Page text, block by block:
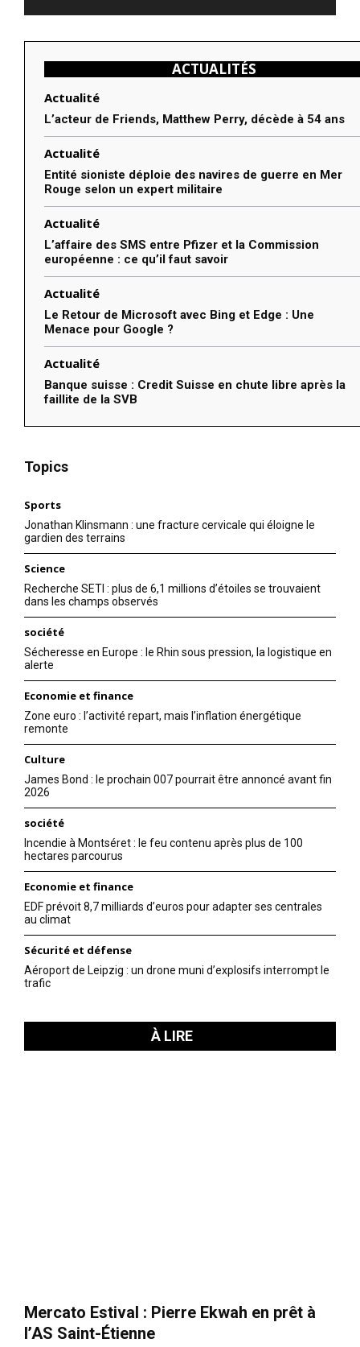
ACTUALITÉS
Actualité
L’acteur de Friends, Matthew Perry, décède à 54 ans
Actualité
Entité sioniste déploie des navires de guerre en Mer
Rouge selon un expert militaire
Actualité
L’affaire des SMS entre Pfizer et la Commission
européenne : ce qu’il faut savoir
Actualité
Le Retour de Microsoft avec Bing et Edge : Une
Menace pour Google ?
Actualité
Banque suisse : Credit Suisse en chute libre après la
faillite de la SVB
Topics
Sports
Jonathan Klinsmann : une fracture cervicale qui éloigne le
gardien des terrains
Science
Recherche SETI : plus de 6,1 millions d’étoiles se trouvaient
dans les champs observés
société
Sécheresse en Europe : le Rhin sous pression, la logistique en
alerte
Economie et finance
Zone euro : l’activité repart, mais l’inflation énergétique
remonte
Culture
James Bond : le prochain 007 pourrait être annoncé avant fin
2026
société
Incendie à Montséret : le feu contenu après plus de 100
hectares parcourus
Economie et finance
EDF prévoit 8,7 milliards d’euros pour adapter ses centrales
au climat
Sécurité et défense
Aéroport de Leipzig : un drone muni d’explosifs interrompt le
trafic
À LIRE
Mercato Estival : Pierre Ekwah en prêt à
l’AS Saint-Étienne